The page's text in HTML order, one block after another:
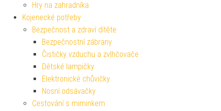
Hry na zahradníka
Kojenecké potřeby
Bezpečnost a zdraví dítěte
Bezpečnostní zábrany
Čističky vzduchu a zvlhčovače
Dětské lampičky
Elektronické chůvičky
Nosní odsávačky
Cestování s miminkem